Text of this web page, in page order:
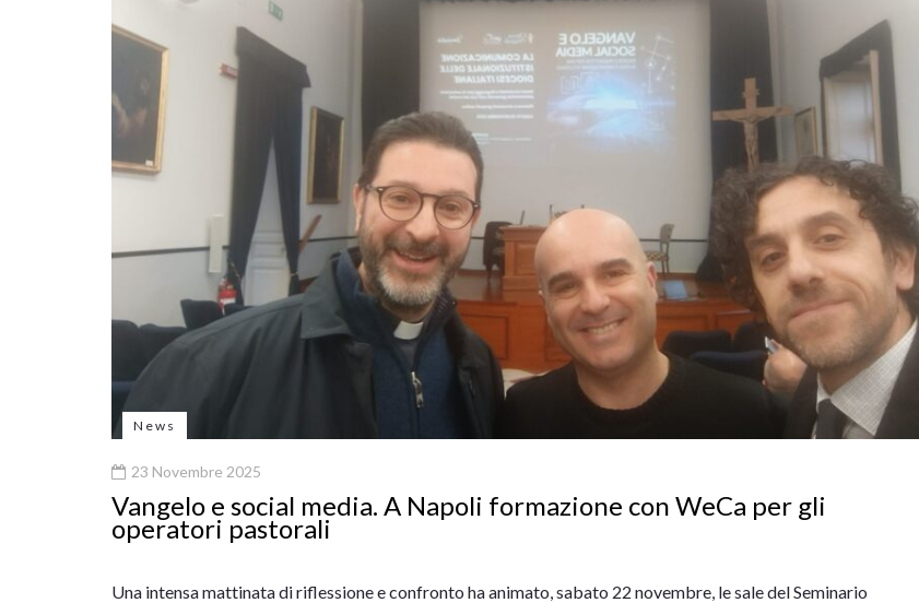
News
23 Novembre 2025
Vangelo e social media. A Napoli formazione con WeCa per gli
operatori pastorali
Una intensa mattinata di riflessione e confronto ha animato, sabato 22 novembre, le sale del Seminario